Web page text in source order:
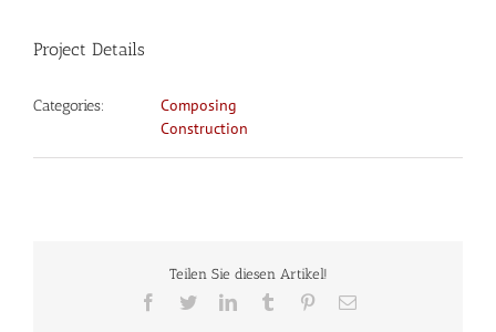
Project Details
Categories:
Composing
Construction
Teilen Sie diesen Artikel!
Facebook
TwitterLinkedInTumblr Pinterest
E-